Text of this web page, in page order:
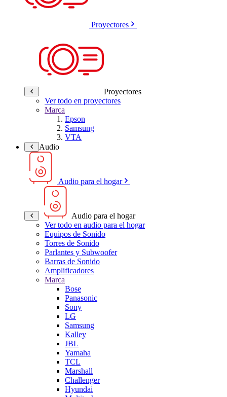
Proyectores
Proyectores
Ver todo en proyectores
Marca
Epson
Samsung
VTA
Audio
Audio para el hogar
Audio para el hogar
Ver todo en audio para el hogar
Equipos de Sonido
Torres de Sonido
Parlantes y Subwoofer
Barras de Sonido
Amplificadores
Marca
Bose
Panasonic
Sony
LG
Samsung
Kalley
JBL
Yamaha
TCL
Marshall
Challenger
Hyundai